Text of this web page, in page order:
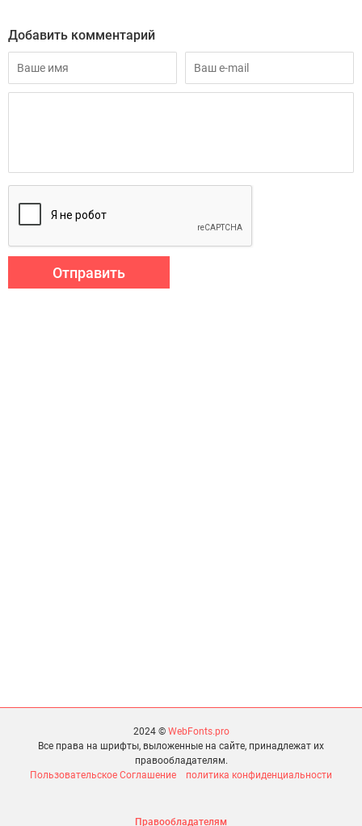
Добавить комментарий
Отправить
2024 © WebFonts.pro
Все права на шрифты, выложенные на сайте, принадлежат их
правообладателям.
Пользовательское Соглашение
политика конфиденциальности
Правообладателям